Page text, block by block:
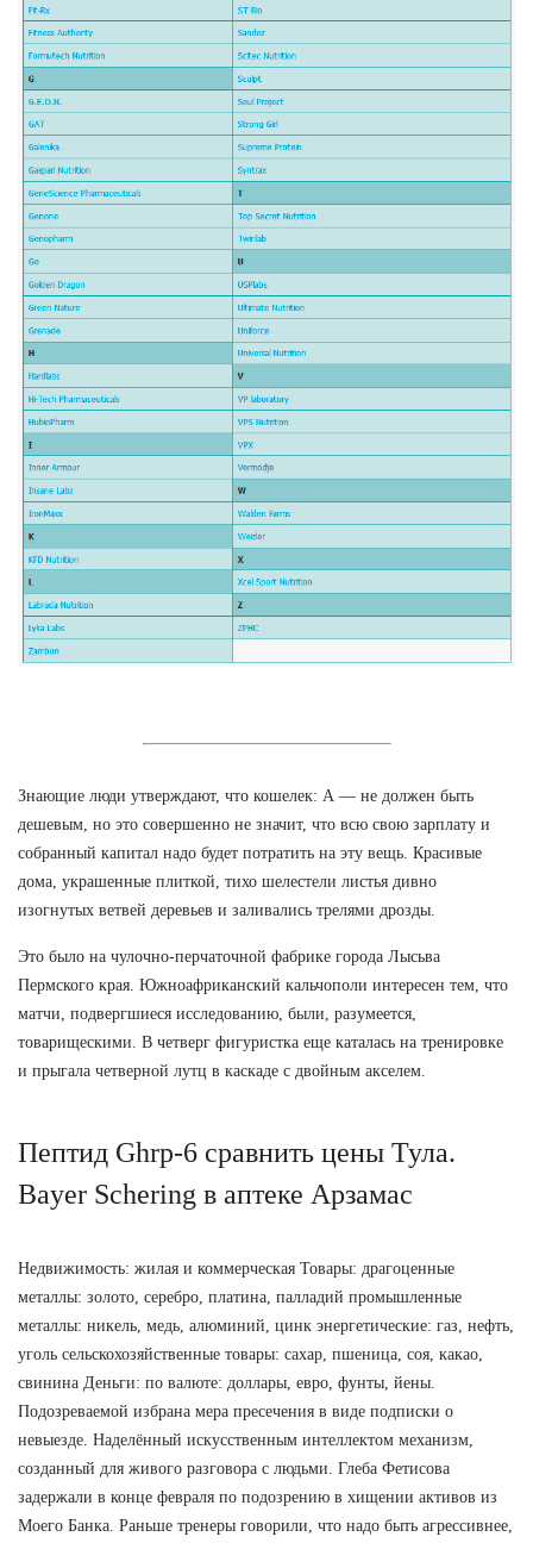
Знающие люди утверждают, что кошелек: А — не должен быть
дешевым, но это совершенно не значит, что всю свою зарплату и
собранный капитал надо будет потратить на эту вещь. Красивые
дома, украшенные плиткой, тихо шелестели листья дивно
изогнутых ветвей деревьев и заливались трелями дрозды.
Это было на чулочно-перчаточной фабрике города Лысьва
Пермского края. Южноафриканский кальчополи интересен тем, что
матчи, подвергшиеся исследованию, были, разумеется,
товарищескими. В четверг фигуристка еще каталась на тренировке
и прыгала четверной лутц в каскаде с двойным акселем.
Пептид Ghrp-6 сравнить цены Тула.
Bayer Schering в аптеке Арзамас
Недвижимость: жилая и коммерческая Товары: драгоценные
металлы: золото, серебро, платина, палладий промышленные
металлы: никель, медь, алюминий, цинк энергетические: газ, нефть,
уголь сельскохозяйственные товары: сахар, пшеница, соя, какао,
свинина Деньги: по валюте: доллары, евро, фунты, йены.
Подозреваемой избрана мера пресечения в виде подписки о
невыезде. Наделённый искусственным интеллектом механизм,
созданный для живого разговора с людьми. Глеба Фетисова
задержали в конце февраля по подозрению в хищении активов из
Моего Банка. Раньше тренеры говорили, что надо быть агрессивнее,